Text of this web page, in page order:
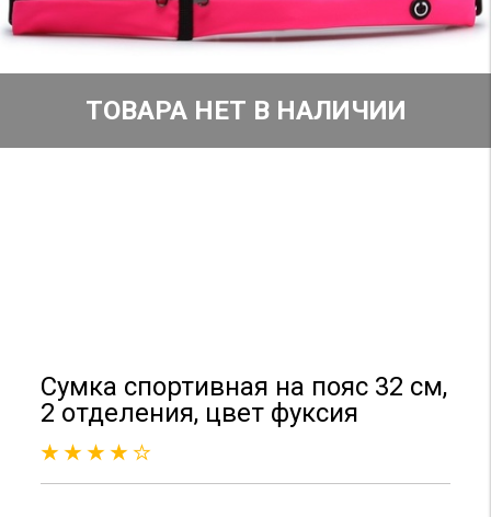
ТОВАРА НЕТ В НАЛИЧИИ
Сумка спортивная на пояс 32 см,
2 отделения, цвет фуксия